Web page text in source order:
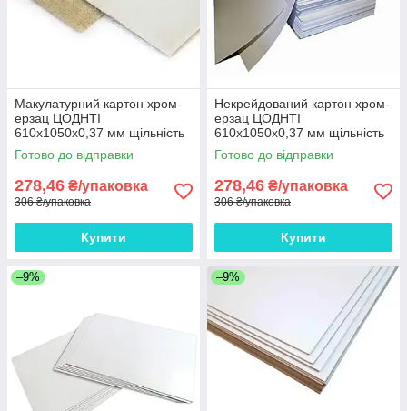
Макулатурний картон хром-
ерзац ЦОДНТІ
610x1050x0,37 мм щільність
270 г/м2 10 аркушів
Готово до відправки
278,46 ₴/упаковка
306 ₴/упаковка
Купити
Некрейдований картон хром-
ерзац ЦОДНТІ
610x1050x0,37 мм щільність
270 г/м2 10 аркушів
Готово до відправки
278,46 ₴/упаковка
306 ₴/упаковка
Купити
–9% –9%